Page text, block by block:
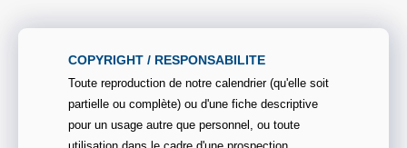
COPYRIGHT / RESPONSABILITE
Toute reproduction de notre calendrier (qu'elle soit
partielle ou complète) ou d'une fiche descriptive
pour un usage autre que personnel, ou toute